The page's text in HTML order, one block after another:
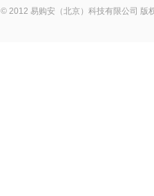
© 2012 易购安（北京）科技有限公司 版